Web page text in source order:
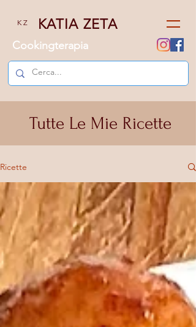
K Z KATIA ZETA
Cookingterapia
Tutte Le Mie Ricette
Ricette